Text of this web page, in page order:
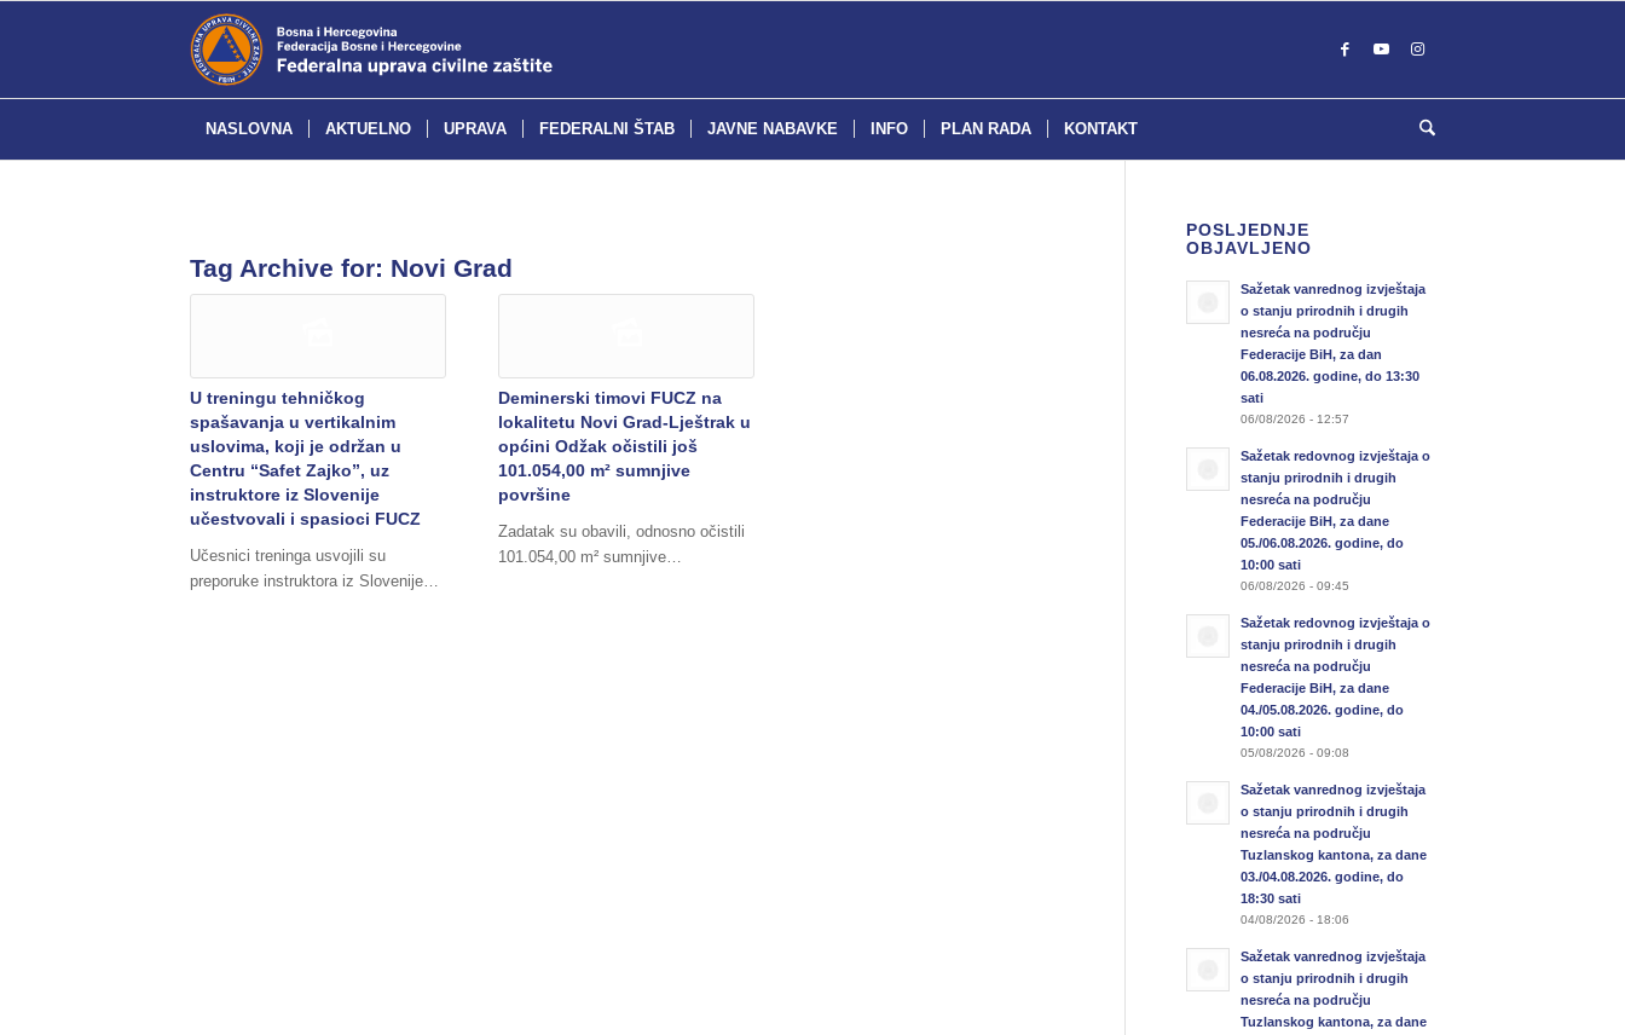
NASLOVNA AKTUELNO UPRAVA FEDERALNI ŠTAB JAVNE NABAVKE INFO PLAN RADA KONTAKT
Tag Archive for: Novi Grad
U treningu tehničkog
spašavanja u vertikalnim
uslovima, koji je održan u
Centru “Safet Zajko”, uz
instruktore iz Slovenije
učestvovali i spasioci FUCZ
Učesnici treninga usvojili su
preporuke instruktora iz Slovenije…
Deminerski timovi FUCZ na
lokalitetu Novi Grad-Lještrak u
općini Odžak očistili još
101.054,00 m² sumnjive
površine
Zadatak su obavili, odnosno očistili
101.054,00 m² sumnjive…
POSLJEDNJE
OBJAVLJENO
Sažetak vanrednog izvještaja
o stanju prirodnih i drugih
nesreća na području
Federacije BiH, za dan
06.08.2026. godine, do 13:30
sati
06/08/2026 - 12:57
Sažetak redovnog izvještaja o
stanju prirodnih i drugih
nesreća na području
Federacije BiH, za dane
05./06.08.2026. godine, do
10:00 sati
06/08/2026 - 09:45
Sažetak redovnog izvještaja o
stanju prirodnih i drugih
nesreća na području
Federacije BiH, za dane
04./05.08.2026. godine, do
10:00 sati
05/08/2026 - 09:08
Sažetak vanrednog izvještaja
o stanju prirodnih i drugih
nesreća na području
Tuzlanskog kantona, za dane
03./04.08.2026. godine, do
18:30 sati
04/08/2026 - 18:06
Sažetak vanrednog izvještaja
o stanju prirodnih i drugih
nesreća na području
Tuzlanskog kantona, za dane